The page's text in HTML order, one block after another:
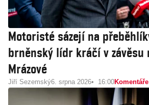
Motoristé sázejí na
brněnský lídr kráčí v
Mrázové
Jiří Sezemský6. srpna 2026 16:00Komentáře